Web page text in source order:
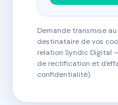
Demande transmise
destinataire de vos
relation Syndic Digital
de rectification et
confidentialité).